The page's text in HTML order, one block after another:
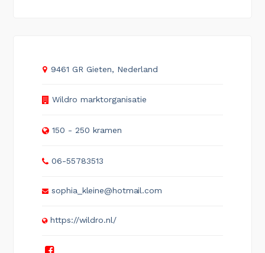
9461 GR Gieten, Nederland
Wildro marktorganisatie
150 - 250 kramen
06-55783513
sophia_kleine@hotmail.com
https://wildro.nl/